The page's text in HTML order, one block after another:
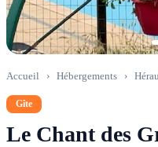
Accueil › Hébergements ›
Gîte
Le Chant des